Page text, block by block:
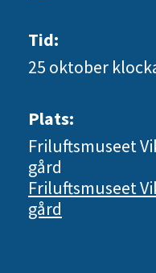
Tid:
25 oktober
Plats:
Friluftsmuseet
gård
Friluftsmuseet
gård